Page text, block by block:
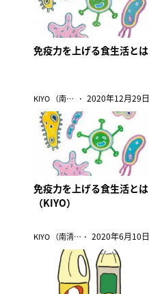
免疫力を上げる食生活とは
KIYO （南清貴） 2020年12月29日
免疫力を上げる食生活とは
（KIYO）
KIYO （南清貴） 2020年6月10日